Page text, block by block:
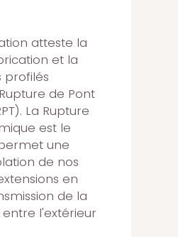
atteste la
et la
profilés
de Pont
La Rupture
est le
une
de nos
en
de la
l'extérieur